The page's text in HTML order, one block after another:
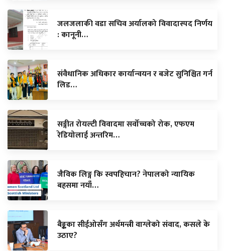
जलजलाकी वडा सचिव अर्यालको विवादास्पद निर्णय
: कानूनी…
संवैधानिक अधिकार कार्यान्वयन र बजेट सुनिश्चित गर्न
लिड…
सङ्गीत रोयल्टी विवादमा सर्वोच्चको रोक, एफएम
रेडियोलाई अन्तरिम…
जैविक लिङ्ग कि स्वपहिचान? नेपालको न्यायिक
बहसमा नयाँ…
बैङ्कका सीईओसँग अर्थमन्त्री वाग्लेको संवाद, कसले के
उठाए?